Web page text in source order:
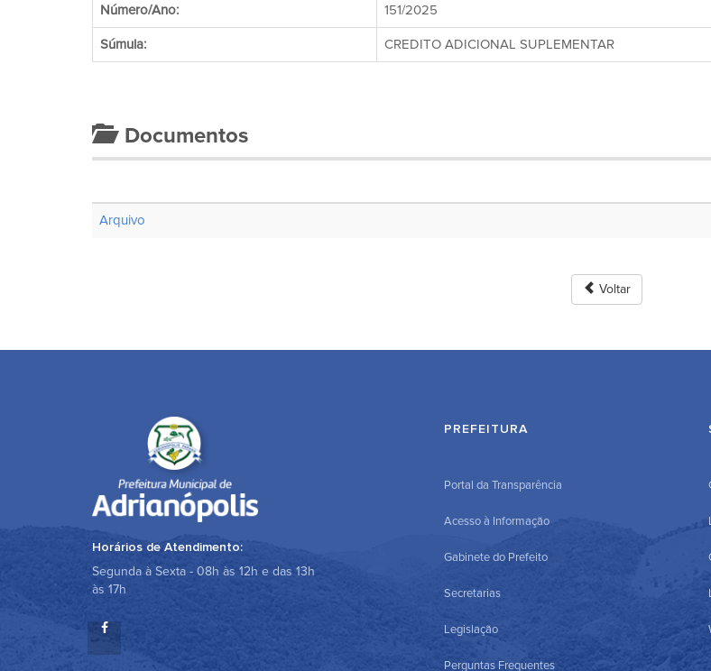
Número/Ano: 151/2025
Súmula: CREDITO ADICIONAL SUPLEMENTAR
Documentos
Arquivo
Voltar
Horários de Atendimento:
Segunda à Sexta - 08h às 12h e das 13h
às 17h
PREFEITURA
Portal da Transparência
Acesso à Informação
Gabinete do Prefeito
Secretarias
Legislação
Perguntas Frequentes